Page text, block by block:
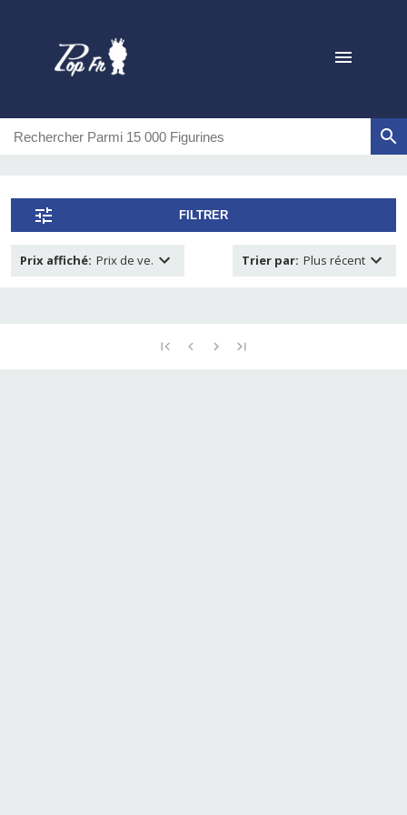
FILTRER
Prix affiché: Prix de ve. Trier par: Plus récent